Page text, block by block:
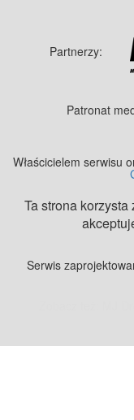
Partnerzy:
Patronat
Właścicielem serwisu
Ta strona
Serwis